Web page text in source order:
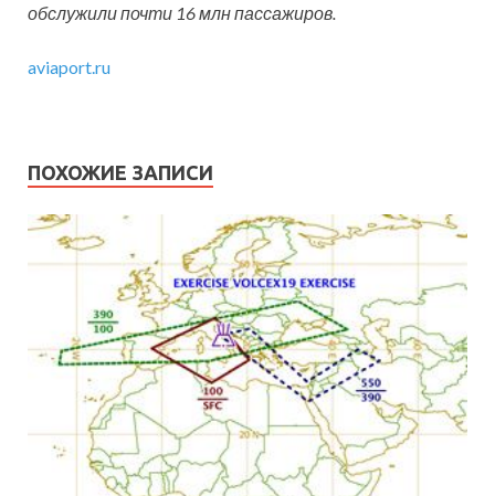
обслужили почти 16 млн пассажиров.
aviaport.ru
ПОХОЖИЕ ЗАПИСИ